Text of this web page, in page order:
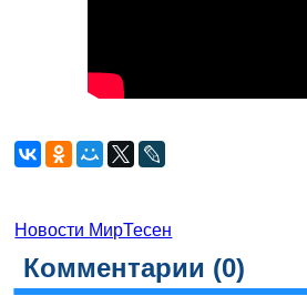
Новости МирТесен
Комментарии (0)